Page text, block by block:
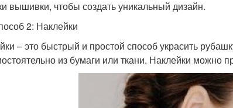
вышивки, чтобы создать уникальный дизайн.
2: Наклейки
– это быстрый и простой способ украсить
из бумаги или ткани. Наклейки можно